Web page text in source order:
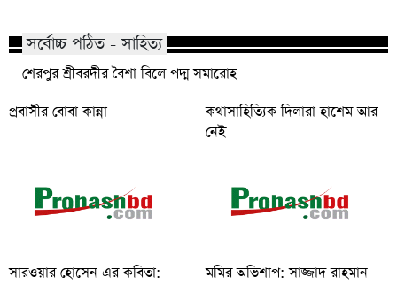
সর্বোচ্চ পঠিত - সাহিত্য
শেরপুর শ্রীবরদীর বৈশা বিলে পদ্ম সমারোহ
প্রবাসীর বোবা কান্না
কথাসাহিত্যিক দিলারা হাশেম আর
নেই
সারওয়ার হোসেন এর কবিতা:
মমির অভিশাপ: সাজ্জাদ রাহমান